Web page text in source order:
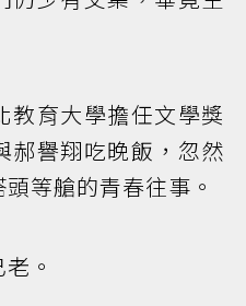
教育大學擔任文學獎
郝譽翔吃晚飯，忽然
等艙的青春往事。
。